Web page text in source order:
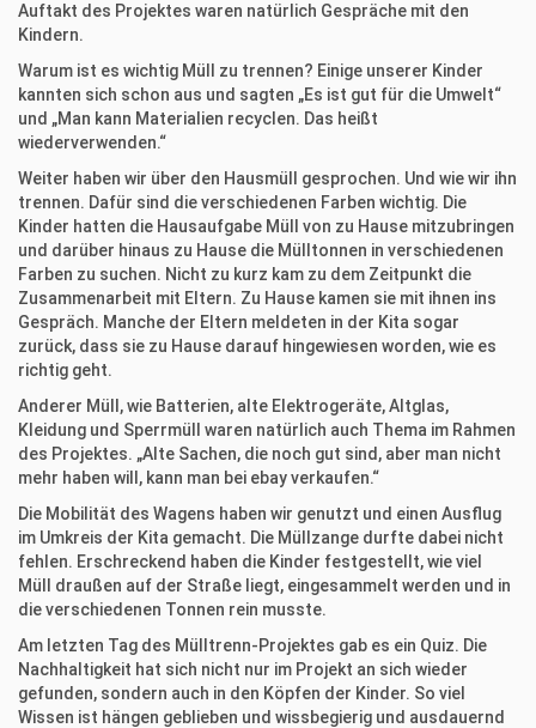
Auftakt des Projektes waren natürlich Gespräche mit den
Kindern.
Warum ist es wichtig Müll zu trennen? Einige unserer Kinder
kannten sich schon aus und sagten „Es ist gut für die Umwelt“
und „Man kann Materialien recyclen. Das heißt
wiederverwenden.“
Weiter haben wir über den Hausmüll gesprochen. Und wie wir ihn
trennen. Dafür sind die verschiedenen Farben wichtig. Die
Kinder hatten die Hausaufgabe Müll von zu Hause mitzubringen
und darüber hinaus zu Hause die Mülltonnen in verschiedenen
Farben zu suchen. Nicht zu kurz kam zu dem Zeitpunkt die
Zusammenarbeit mit Eltern. Zu Hause kamen sie mit ihnen ins
Gespräch. Manche der Eltern meldeten in der Kita sogar
zurück, dass sie zu Hause darauf hingewiesen worden, wie es
richtig geht.
Anderer Müll, wie Batterien, alte Elektrogeräte, Altglas,
Kleidung und Sperrmüll waren natürlich auch Thema im Rahmen
des Projektes. „Alte Sachen, die noch gut sind, aber man nicht
mehr haben will, kann man bei ebay verkaufen.“
Die Mobilität des Wagens haben wir genutzt und einen Ausflug
im Umkreis der Kita gemacht. Die Müllzange durfte dabei nicht
fehlen. Erschreckend haben die Kinder festgestellt, wie viel
Müll draußen auf der Straße liegt, eingesammelt werden und in
die verschiedenen Tonnen rein musste.
Am letzten Tag des Mülltrenn-Projektes gab es ein Quiz. Die
Nachhaltigkeit hat sich nicht nur im Projekt an sich wieder
gefunden, sondern auch in den Köpfen der Kinder. So viel
Wissen ist hängen geblieben und wissbegierig und ausdauernd